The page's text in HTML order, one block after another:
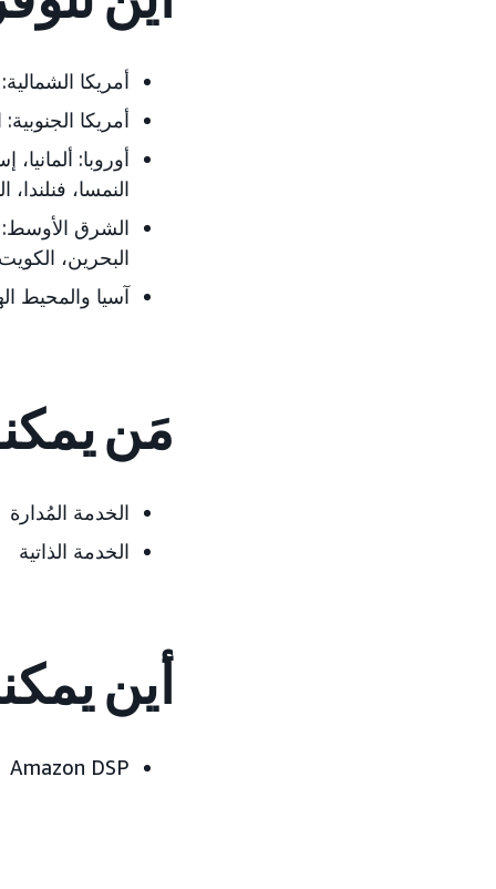
أمريكا الشمالية:
أمريكا الجنوبية:
أوروبا: ألمانيا،
النمسا، فنلندا،
الشرق الأوسط:
البحرين، الكويت
آسيا والمحيط
مَن
الخدمة المُدارة
الخدمة الذاتية
أين
Amazon DSP